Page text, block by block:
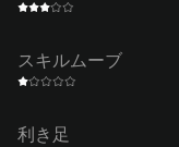
スキルムーブ
利き足